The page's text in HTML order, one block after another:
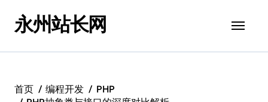
永州站长网
首页 编程开发
PHP